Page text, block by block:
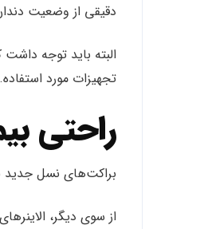
دقیقی از وضعیت
البته باید توجه
تجهیزات مورد استفاده.
راحتی
براکت‌های نسل
از سوی دیگر،